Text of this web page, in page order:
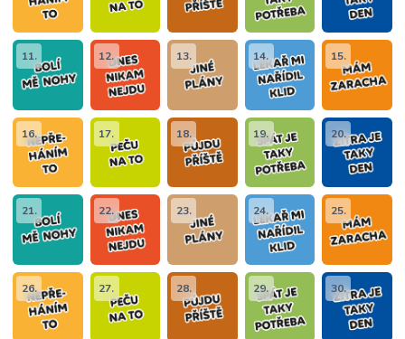
11. 12. 13. 14. 15.
16. 17. 18. 19. 20.
21. 22. 23. 24. 25.
26. 27. 28. 29. 30.